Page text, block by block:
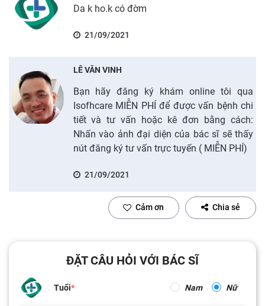
Da k ho.k có đờm
21/09/2021
LÊ VĂN VINH
Bạn hãy đăng ký khám online tôi qua
Isofhcare MIỄN PHÍ để được vấn bệnh chi
tiết và tư vấn hoặc kê đơn bằng cách:
Nhấn vào ảnh đại diện của bác sĩ sẽ thấy
nút đăng ký tư vấn trực tuyến ( MIỄN PHÍ)
21/09/2021
Cảm ơn Chia sẻ
ĐẶT CÂU HỎI VỚI BÁC SĨ
Tuổi Nam Nữ